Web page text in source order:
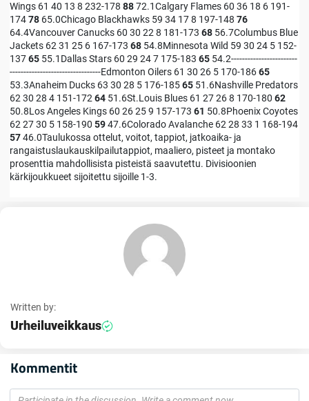
Wings 61 40 13 8 232-178 8872.1Calgary Flames 60 36 18 6 191-
17478 65.0Chicago Blackhawks 59 34 17 8 197-148 76
64.4Vancouver Canucks 60 30 22 8 181-173 68 56.7Columbus Blue
Jackets 62 31 25 6 167-173 68 54.8Minnesota Wild 59 30 24 5 152-
13765 55.1Dallas Stars 60 29 24 7 175-183 65 54.2------------------------
---------------------------------Edmonton Oilers 61 30 26 5 170-18665
53.3Anaheim Ducks 63 30 28 5 176-18565 51.6Nashville Predators
62 30 28 4 151-17264 51.6St.Louis Blues 61 27 26 8 170-180 62
50.8Los Angeles Kings 60 26 25 9 157-173 61 50.8Phoenix Coyotes
62 27 30 5 158-190 5947.6Colorado Avalanche 62 28 33 1 168-194
5746.0Taulukossa ottelut, voitot, tappiot, jatkoaika- ja
rangaistuslaukauskilpailutappiot, maaliero, pisteet ja montako
prosenttia mahdollisista pisteistä saavutettu. Divisioonien
kärkijoukkueet sijoitettu sijoille 1-3.
Written by:
Urheiluveikkaus
Kommentit